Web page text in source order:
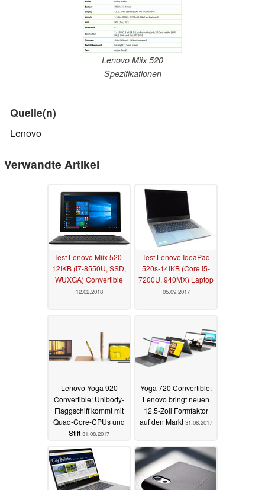
Lenovo Miix 520
Spezifikationen
Quelle(n)
Lenovo
Verwandte Artikel
Test Lenovo Miix 520-
12IKB (i7-8550U, SSD,
WUXGA) Convertible
12.02.2018
Test Lenovo IdeaPad
520s-14IKB (Core i5-
7200U, 940MX) Laptop
05.09.2017
Lenovo Yoga 920
Convertible: Unibody-
Flaggschiff kommt mit
Quad-Core-CPUs und
Stift 31.08.2017
Yoga 720 Convertible:
Lenovo bringt neuen
12,5-Zoll Formfaktor
auf den Markt 31.08.2017